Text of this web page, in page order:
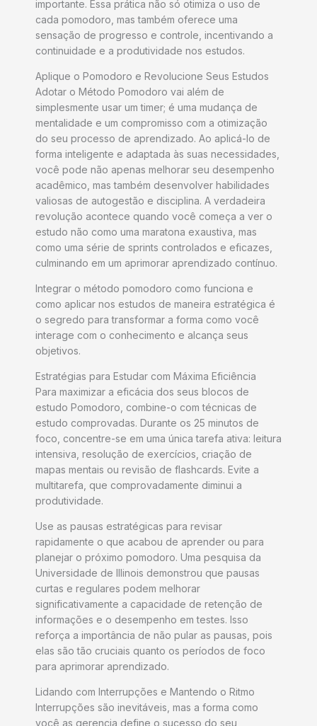
importante. Essa prática não só otimiza o uso de
cada pomodoro, mas também oferece uma
sensação de progresso e controle, incentivando a
continuidade e a produtividade nos estudos.
Aplique o Pomodoro e Revolucione Seus Estudos
Adotar o Método Pomodoro vai além de
simplesmente usar um timer; é uma mudança de
mentalidade e um compromisso com a otimização
do seu processo de aprendizado. Ao aplicá-lo de
forma inteligente e adaptada às suas necessidades,
você pode não apenas melhorar seu desempenho
acadêmico, mas também desenvolver habilidades
valiosas de autogestão e disciplina. A verdadeira
revolução acontece quando você começa a ver o
estudo não como uma maratona exaustiva, mas
como uma série de sprints controlados e eficazes,
culminando em um aprimorar aprendizado contínuo.
Integrar o método pomodoro como funciona e
como aplicar nos estudos de maneira estratégica é
o segredo para transformar a forma como você
interage com o conhecimento e alcança seus
objetivos.
Estratégias para Estudar com Máxima Eficiência
Para maximizar a eficácia dos seus blocos de
estudo Pomodoro, combine-o com técnicas de
estudo comprovadas. Durante os 25 minutos de
foco, concentre-se em uma única tarefa ativa: leitura
intensiva, resolução de exercícios, criação de
mapas mentais ou revisão de flashcards. Evite a
multitarefa, que comprovadamente diminui a
produtividade.
Use as pausas estratégicas para revisar
rapidamente o que acabou de aprender ou para
planejar o próximo pomodoro. Uma pesquisa da
Universidade de Illinois demonstrou que pausas
curtas e regulares podem melhorar
significativamente a capacidade de retenção de
informações e o desempenho em testes. Isso
reforça a importância de não pular as pausas, pois
elas são tão cruciais quanto os períodos de foco
para aprimorar aprendizado.
Lidando com Interrupções e Mantendo o Ritmo
Interrupções são inevitáveis, mas a forma como
você as gerencia define o sucesso do seu